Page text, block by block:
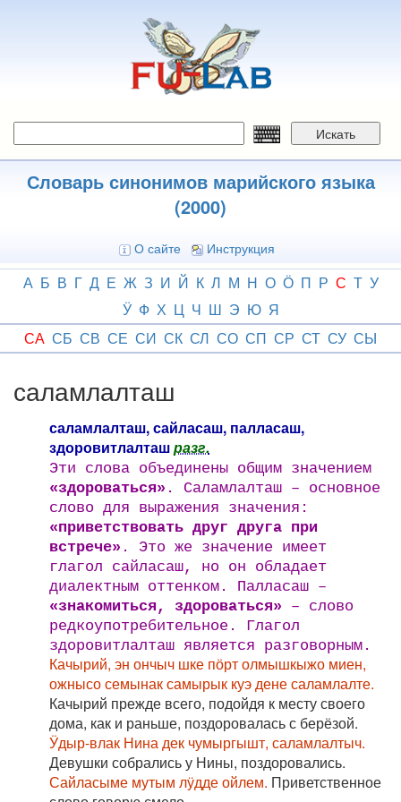
Искать
Словарь синонимов марийского языка
(2000)
О сайте Инструкция
А Б В Г Д Е Ж З И Й К Л М Н О Ӧ П Р С Т У
Ӱ Ф Х Ц Ч Ш Э Ю Я
СА СБ СВ СЕ СИ СК СЛ СО СП СР СТ СУ СЫ
саламлалташ
саламлалташ, сайласаш, палласаш,
здоровитлалташразг.
Эти слова объединены общим значением
«здороваться» . Саламлалташ – основное
слово для выражения значения:
«приветствовать друг друга при
встрече» . Это же значение имеет
глагол сайласаш, но он обладает
диалектным оттенком. Палласаш –
«знакомиться, здороваться» – слово
редкоупотребительное. Глагол
здоровитлалташ является разговорным.
Качырий, эн ончыч шке пӧрт олмышкыжо миен,
ожнысо семынак самырык куэ дене саламлалте.
Качырий прежде всего, подойдя к месту своего
дома, как и раньше, поздоровалась с берёзой.
Ӱдыр-влак Нина дек чумыргышт, саламлалтыч.
Девушки собрались у Нины, поздоровались.
Сайласыме мутым лӱдде ойлем. Приветственное